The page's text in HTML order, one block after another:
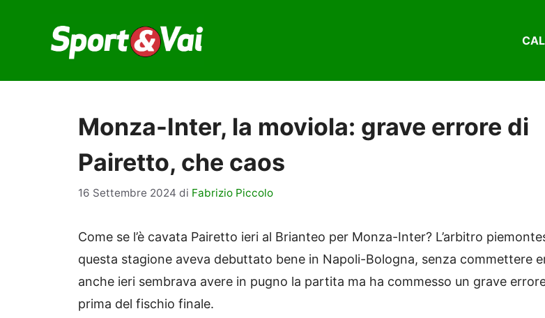
contenuto
Monza-Inter, la moviola: grave errore di
Pairetto, che caos
16 Settembre 2024 di Fabrizio Piccolo
Come se l’è cavata Pairetto ieri al Brianteo per Monza-Inter? L’arbitro
questa stagione aveva debuttato bene in Napoli-Bologna, senza commettere
anche ieri sembrava avere in pugno la partita ma ha commesso un grave
prima del fischio finale.